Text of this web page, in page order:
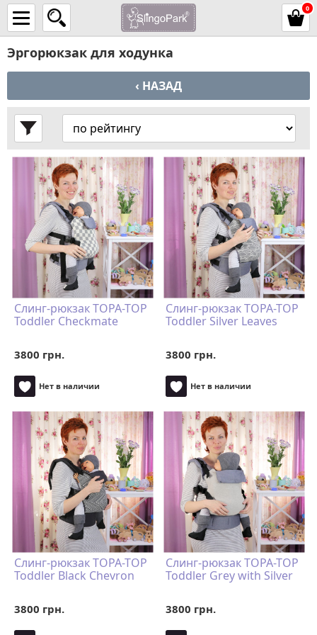
0
Эргорюкзак для ходунка
‹ НАЗАД
Слинг-рюкзак TOPA-TOP
Toddler Checkmate
3800 грн.
Нет в наличии
Слинг-рюкзак TOPA-TOP
Toddler Silver Leaves
3800 грн.
Нет в наличии
Слинг-рюкзак TOPA-TOP
Toddler Black Chevron
3800 грн.
Слинг-рюкзак TOPA-TOP
Toddler Grey with Silver
3800 грн.